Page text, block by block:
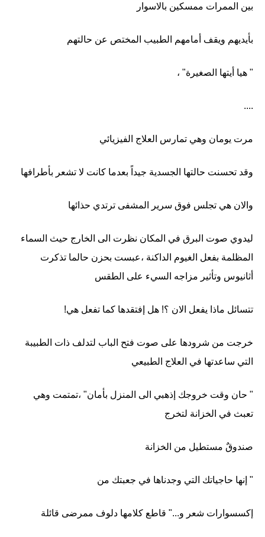
بين الممرات ممسكين بالاسوار
بأيديهم ويقف أمامهم الطبيب المختص عن حالتهم
" هيا أيتها الصغيرة" ،
....
مرت يومان وهي تمارس العلاج الفيزيائي
وقد تحسنت حالتها الجسدية جيداً بعدما كانت لا تشعر بأطرافها
والان هي تجلس فوق سرير المشفى ترتدي حذائها
ليدوي صوت البرق في المكان نظرت الى الخارج حيث السماء
المظلمة بفعل الغيوم الداكنة ،عبست بحزن حالما تذكرت
أثانيوس وتأثير مزاجه السيء على الطقس
تتسائل ماذا يفعل الان ؟! هل إفتقدها كما تفعل هي!
خرجت من شرودها على صوت فتح الباب لتدلف ذات الطبيبة
التي ساعدتها في العلاج الطبيعي
" حان وقت خروجك إذهبي الى المنزل بأمان" ،تمتمت وهي
تعبث في الخزانة لتخرج
صندوقٌ مستطيل من الخزانة
" إنها حاجياتك التي وجدناها في جعبتك من
إكسسوارات شعر و..." قاطع كلامها دلوف ممرضى قائلة